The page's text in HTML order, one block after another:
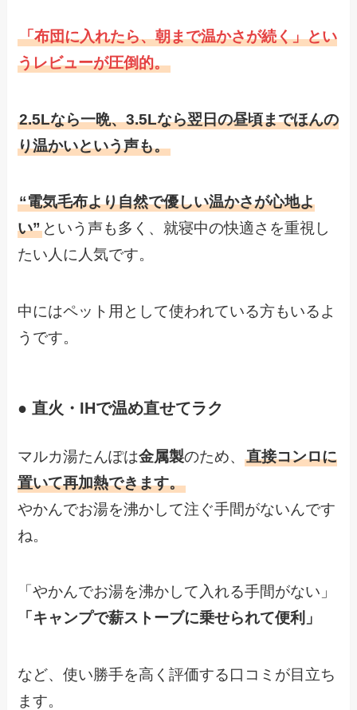
「布団に入れたら、朝まで温かさが続く」とい
うレビューが圧倒的。
2.5Lなら一晩、3.5Lなら翌日の昼頃までほんの
り温かいという声も。
“電気毛布より自然で優しい温かさが心地よ
い” という声も多く、就寝中の快適さを重視し
たい人に人気です。
中にはペット用として使われている方もいるよ
うです。
● 直火・IHで温め直せてラク
マルカ湯たんぽは金属製のため、直接コンロに
置いて再加熱できます。
やかんでお湯を沸かして注ぐ手間がないんです
ね。
「やかんでお湯を沸かして入れる手間がない」
「キャンプで薪ストーブに乗せられて便利」
など、使い勝手を高く評価する口コミが目立ち
ます。